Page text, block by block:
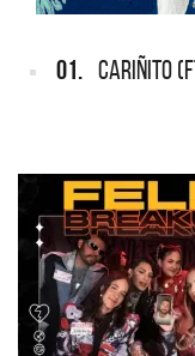
01. CARIÑITO